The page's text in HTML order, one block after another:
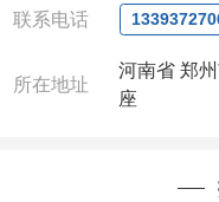
联系人: 沈晓东(
联系电话
所在地址
河南省 郑
座